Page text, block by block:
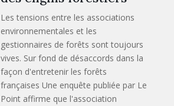
Les tensions entre les associations
environnementales et les
gestionnaires de forêts sont toujours
vives. Sur fond de désaccords dans la
façon d'entretenir les forêts
françaises Une enquête publiée par Le
Point affirme que l'association